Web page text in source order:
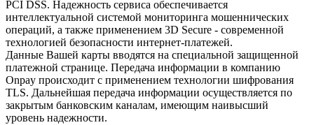
PCI DSS. Надежность сервиса обеспечивается
интеллектуальной системой мониторинга мошеннических
операций, а также применением 3D Secure - современной
технологией безопасности интернет-платежей.
Данные Вашей карты вводятся на специальной защищенной
платежной странице. Передача информации в компанию
Onpay происходит с применением технологии шифрования
TLS. Дальнейшая передача информации осуществляется по
закрытым банковским каналам, имеющим наивысший
уровень надежности.